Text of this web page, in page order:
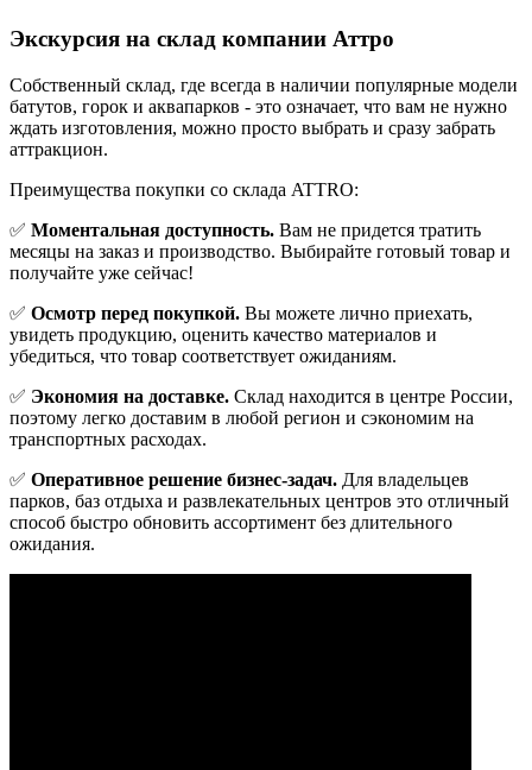
Экскурсия на склад компании Аттро
Cобственный склад, где всегда в наличии популярные модели
батутов, горок и аквапарков - это означает, что вам не нужно
ждать изготовления, можно просто выбрать и сразу забрать
аттракцион.
Преимущества покупки со склада ATTRO:
✅ Моментальная доступность. Вам не придется тратить
месяцы на заказ и производство. Выбирайте готовый товар и
получайте уже сейчас!
✅ Осмотр перед покупкой. Вы можете лично приехать,
увидеть продукцию, оценить качество материалов и
убедиться, что товар соответствует ожиданиям.
✅ Экономия на доставке. Склад находится в центре России,
поэтому легко доставим в любой регион и сэкономим на
транспортных расходах.
✅ Оперативное решение бизнес-задач. Для владельцев
парков, баз отдыха и развлекательных центров это отличный
способ быстро обновить ассортимент без длительного
ожидания.